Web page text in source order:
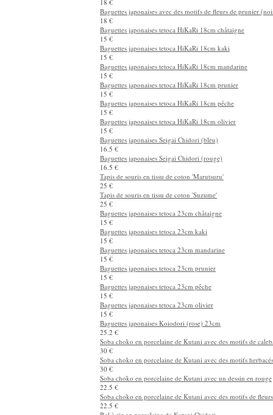
27 €
Coupe à saké de Kutani (La Grande Vague de Kanagawa)
20 €
Coupe à saké de Kutani (Le Fuji rouge)
20 €
Baguettes japonaises avec des motifs de fleurs de prunier
18 €
Baguettes japonaises avec des motifs de fleurs de prunier
18 €
Baguettes japonaises tetoca HiKaRi 18cm châtaigne
15 €
Baguettes japonaises tetoca HiKaRi 18cm kaki
15 €
Baguettes japonaises tetoca HiKaRi 18cm mandarine
15 €
Baguettes japonaises tetoca HiKaRi 18cm prunier
15 €
Baguettes japonaises tetoca HiKaRi 18cm pêche
15 €
Baguettes japonaises tetoca HiKaRi 18cm olivier
15 €
Baguettes japonaises Seigai Chidori (bleu)
16.5 €
Baguettes japonaises Seigai Chidori (rouge)
16.5 €
Tapis de souris en tissu de coton 'Marutsuru'
25 €
Tapis de souris en tissu de coton 'Suzume'
25 €
Baguettes japonaises tetoca 23cm châtaigne
15 €
Baguettes japonaises tetoca 23cm kaki
15 €
Baguettes japonaises tetoca 23cm mandarine
15 €
Baguettes japonaises tetoca 23cm prunier
15 €
Baguettes japonaises tetoca 23cm pêche
15 €
Baguettes japonaises tetoca 23cm olivier
15 €
Baguettes japonaises Koiodori (rose) 23cm
25.2 €
Soba choko en porcelaine de Kutani avec des motifs de
30 €